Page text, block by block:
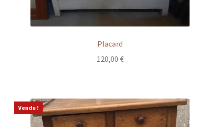
Placard
120,00 €
Vendu !